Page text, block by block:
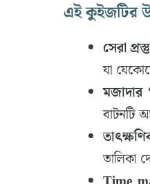
এই কুইজটির
সেরা
যা
মজাদার
বাটনটি
তালিকা